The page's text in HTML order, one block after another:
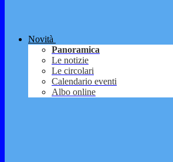
Novità
Panoramica
Le notizie
Le circolari
Calendario eventi
Albo online